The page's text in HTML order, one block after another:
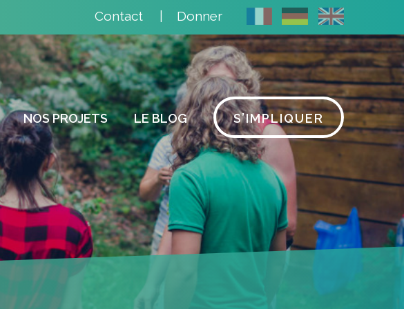
Contact Donner
NOS PROJETS LE BLOG S’IMPLIQUER